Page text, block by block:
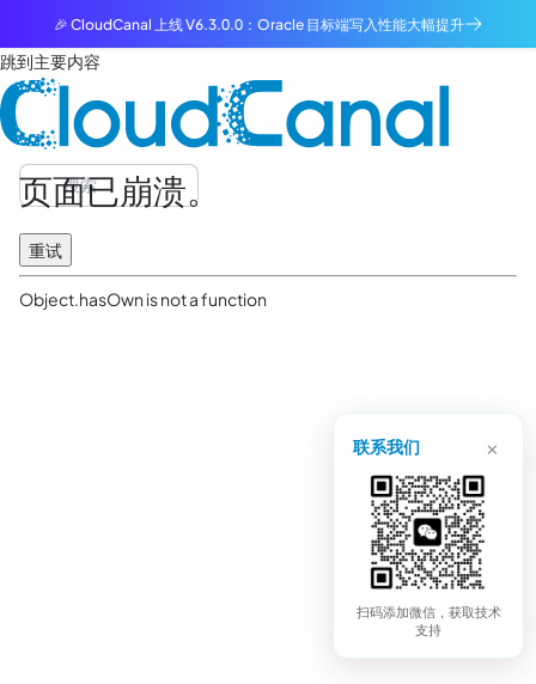
🎉 CloudCanal 上线 V6.3.0.0：Oracle 目标端写入性能大幅提升
跳到主要内容
页面已崩溃。
重试
Object.hasOwn is not a function
联系我们 ×
扫码添加微信，获取技术
支持